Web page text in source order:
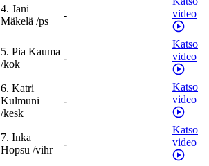
4. Jani
Mäkelä /ps
-
video
5. Pia Kauma
/kok
-
Katso
video
6. Katri
Kulmuni
/kesk
-
Katso
video
7. Inka
Hopsu /vihr
-
Katso
video